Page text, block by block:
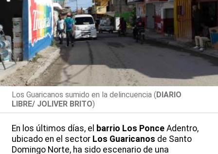
Los Guaricanos sumido en la delincuencia (DIARIO
LIBRE/ JOLIVER BRITO)
En los últimos días, el barrio Los Ponce Adentro,
ubicado en el sector Los Guaricanos de Santo
Domingo Norte, ha sido escenario de una